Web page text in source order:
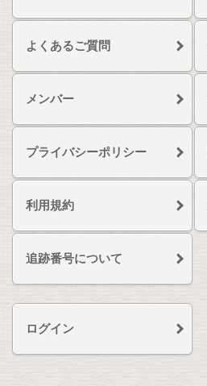
よくあるご質問
メンバー
プライバシーポリシー
利用規約
追跡番号について
ログイン